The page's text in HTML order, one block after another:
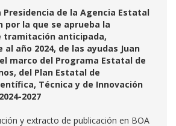
Presidencia de la Agencia Estatal
por la que se aprueba la
tramitación anticipada,
año 2024, de las ayudas Juan
marco del Programa Estatal de
del Plan Estatal de
Técnica y de Innovación
2027
y extracto de publicación en BOA